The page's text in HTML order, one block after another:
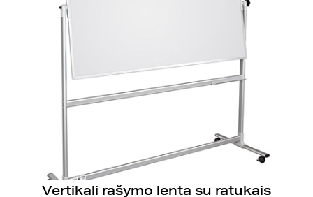
Vertikali rašymo lenta su ratukais